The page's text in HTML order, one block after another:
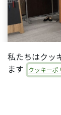
私たちはクッ
ます
クッキーポ